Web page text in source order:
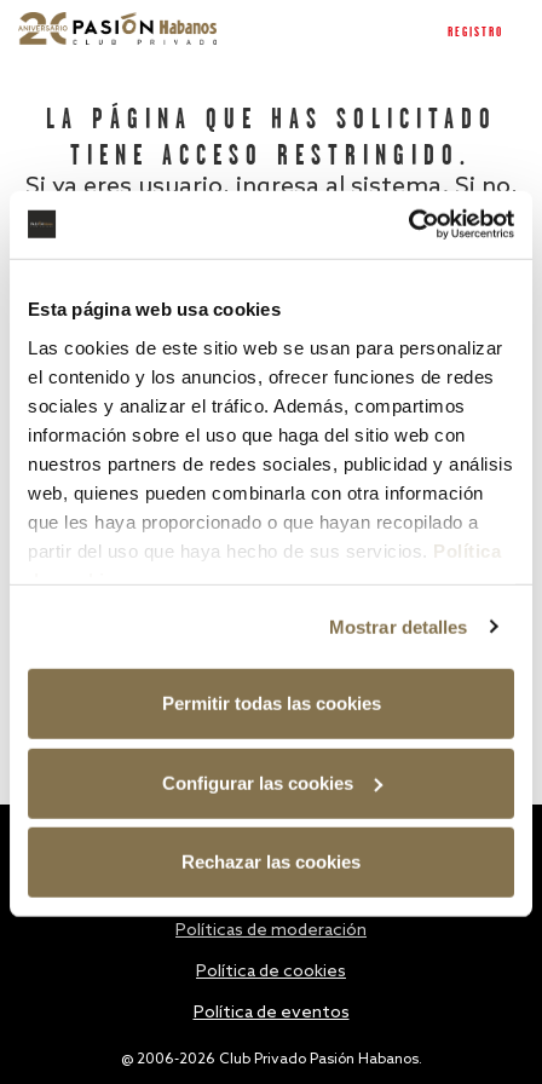
Esta página web usa cookies
Las cookies de este sitio web se usan para personalizar
el contenido y los anuncios, ofrecer funciones de redes
sociales y analizar el tráfico. Además, compartimos
información sobre el uso que haga del sitio web con
nuestros partners de redes sociales, publicidad y análisis
web, quienes pueden combinarla con otra información
que les haya proporcionado o que hayan recopilado a
partir del uso que haya hecho de sus servicios. Política
Mostrar detalles
Permitir todas las cookies
Configurar las cookies
Rechazar las cookies
REGISTRO
LA PÁGINA QUE HAS SOLICITADO
TIENE ACCESO RESTRINGIDO.
Si ya eres usuario, ingresa al sistema. Si no,
¿Has olvidado tu contraseña?
@ 2006-2026 Club Privado Pasión Habanos.
Políticas de moderación
Política de cookies
Política de eventos